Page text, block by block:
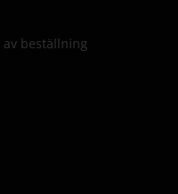
beställning